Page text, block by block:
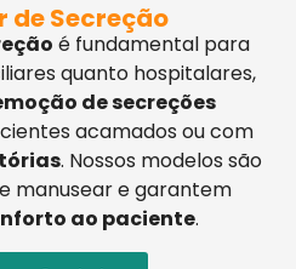
de Secreção
é fundamental para
quanto hospitalares,
de secreções
acamados ou com
. Nossos modelos são
manusear e garantem
ao paciente.